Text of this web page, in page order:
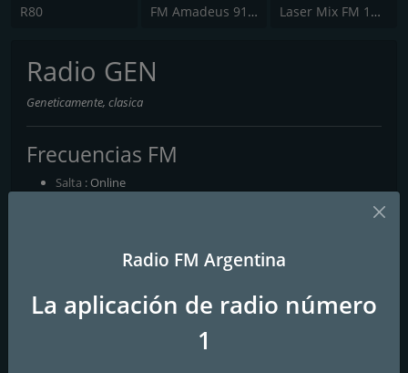
R80 FM Amadeus 91.9 Laser Mix FM 102.3
Radio GEN
Geneticamente, clasica
Frecuencias FM
Salta : Online
https://radiogensalta.wixsite.com/radio-gen-salta
Correo electrónico:RADIOGENSALTA@GMAIL.COM
Radio FM Argentina
La aplicación de radio número
1